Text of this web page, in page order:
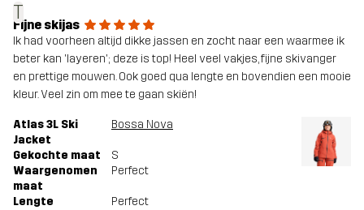
Gewicht 1200g in maat Medium
Duurzaamheid Details over gerecyclede materialen
Ontworpen
voor
ALPINESKIËN
T
Fijne skijas
Ik had voorheen altijd dikke jassen en zocht naar een waarmee ik
beter kan 'layeren'; deze is top! Heel veel vakjes, fijne skivanger
en prettige mouwen. Ook goed qua lengte en bovendien een mooie
kleur. Veel zin om mee te gaan skiën!
Atlas 3L Ski
Jacket
Bossa Nova
Gekochte maat
S
Waargenomen
maat
Perfect
Lengte Perfect